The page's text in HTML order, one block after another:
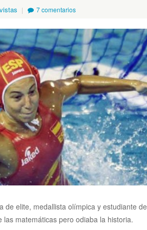
7 comentarios
de elite, medallista olímpica y estudiante de
matemáticas pero odiaba la historia.